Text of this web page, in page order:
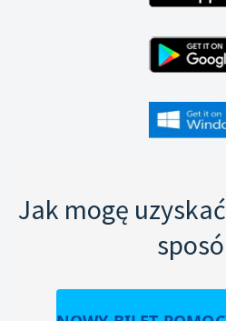
Jak mogę